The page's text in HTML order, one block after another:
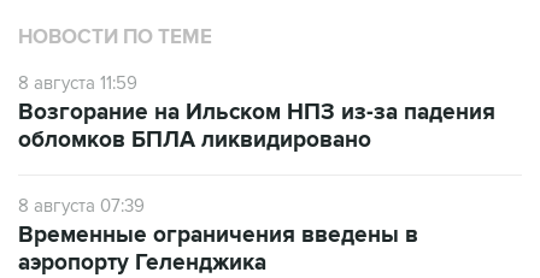
НОВОСТИ ПО ТЕМЕ
8 августа 11:59
Возгорание на Ильском НПЗ из-за падения
обломков БПЛА ликвидировано
8 августа 07:39
Временные ограничения введены в
аэропорту Геленджика